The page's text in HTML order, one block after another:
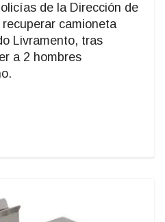
de la Dirección de
camioneta
Livramento, tras
a 2 hombres